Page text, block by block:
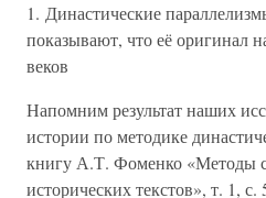
1. Династические
показывают, что её оригинал
веков
Напомним результат наших
истории по методике
книгу А.Т. Фоменко «Методы
исторических текстов», т. 1,